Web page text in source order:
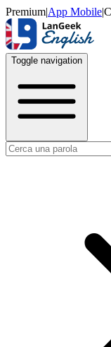
Premium|App Mobile|
Toggle navigation